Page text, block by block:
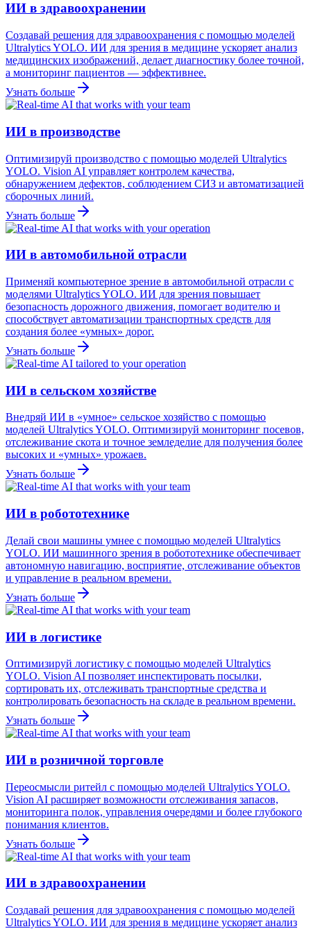
ИИ в здравоохранении
Создавай решения для здравоохранения с помощью моделей
Ultralytics YOLO. ИИ для зрения в медицине ускоряет анализ
медицинских изображений, делает диагностику более точной,
а мониторинг пациентов — эффективнее.
Узнать больше
ИИ в производстве
Оптимизируй производство с помощью моделей Ultralytics
YOLO. Vision AI управляет контролем качества,
обнаружением дефектов, соблюдением СИЗ и автоматизацией
сборочных линий.
Узнать больше
ИИ в автомобильной отрасли
Применяй компьютерное зрение в автомобильной отрасли с
моделями Ultralytics YOLO. ИИ для зрения повышает
безопасность дорожного движения, помогает водителю и
способствует автоматизации транспортных средств для
создания более «умных» дорог.
Узнать больше
ИИ в сельском хозяйстве
Внедряй ИИ в «умное» сельское хозяйство с помощью
моделей Ultralytics YOLO. Оптимизируй мониторинг посевов,
отслеживание скота и точное земледелие для получения более
высоких и «умных» урожаев.
Узнать больше
ИИ в робототехнике
Делай свои машины умнее с помощью моделей Ultralytics
YOLO. ИИ машинного зрения в робототехнике обеспечивает
автономную навигацию, восприятие, отслеживание объектов
и управление в реальном времени.
Узнать больше
ИИ в логистике
Оптимизируй логистику с помощью моделей Ultralytics
YOLO. Vision AI позволяет инспектировать посылки,
сортировать их, отслеживать транспортные средства и
контролировать безопасность на складе в реальном времени.
Узнать больше
ИИ в розничной торговле
Переосмысли ритейл с помощью моделей Ultralytics YOLO.
Vision AI расширяет возможности отслеживания запасов,
мониторинга полок, управления очередями и более глубокого
понимания клиентов.
Узнать больше
ИИ в здравоохранении
Создавай решения для здравоохранения с помощью моделей
Ultralytics YOLO. ИИ для зрения в медицине ускоряет анализ